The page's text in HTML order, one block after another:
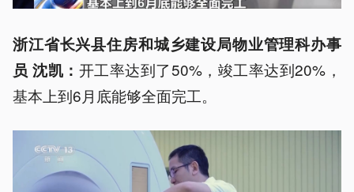
浙江省长兴县住房和城乡建设局物业管理科办事
员 沈凯： 开工率达到了50%，竣工率达到20%，
基本上到6月底能够全面完工。